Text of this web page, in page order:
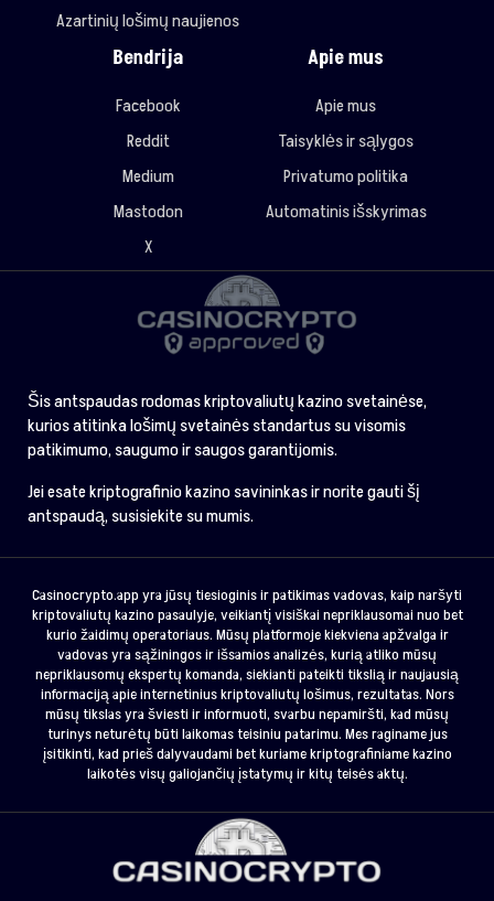
Azartinių lošimų naujienos
Bendrija
Facebook
Reddit
Medium
Mastodon
X
Apie mus
Apie mus
Taisyklės ir sąlygos
Privatumo politika
Automatinis išskyrimas
Šis antspaudas rodomas kriptovaliutų kazino svetainėse,
kurios atitinka lošimų svetainės standartus su visomis
patikimumo, saugumo ir saugos garantijomis.
Jei esate kriptografinio kazino savininkas ir norite gauti šį
antspaudą, susisiekite su mumis.
Casinocrypto.app yra jūsų tiesioginis ir patikimas vadovas, kaip naršyti
kriptovaliutų kazino pasaulyje, veikiantį visiškai nepriklausomai nuo bet
kurio žaidimų operatoriaus. Mūsų platformoje kiekviena apžvalga ir
vadovas yra sąžiningos ir išsamios analizės, kurią atliko mūsų
nepriklausomų ekspertų komanda, siekianti pateikti tikslią ir naujausią
informaciją apie internetinius kriptovaliutų lošimus, rezultatas. Nors
mūsų tikslas yra šviesti ir informuoti, svarbu nepamiršti, kad mūsų
turinys neturėtų būti laikomas teisiniu patarimu. Mes raginame jus
įsitikinti, kad prieš dalyvaudami bet kuriame kriptografiniame kazino
laikotės visų galiojančių įstatymų ir kitų teisės aktų.